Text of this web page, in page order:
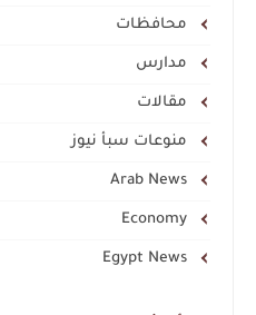
محافظات
مدارس
مقالات
منوعات سبأ نيوز
Arab News
Economy
Egypt News